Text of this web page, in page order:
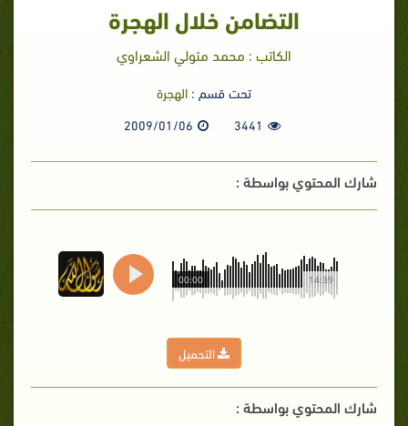
التضامن خلال الهجرة
الكاتب : محمد متولي الشعراوي
تحت قسم : الهجرة
3441
2009/01/06
شارك المحتوي بواسطة :
14:39
00:00
التحميل
شارك المحتوي بواسطة :